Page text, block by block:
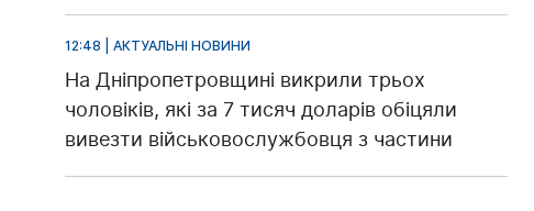
12:48 | АКТУАЛЬНІ НОВИНИ
На Дніпропетровщині викрили трьох
чоловіків, які за 7 тисяч доларів обіцяли
вивезти військовослужбовця з частини